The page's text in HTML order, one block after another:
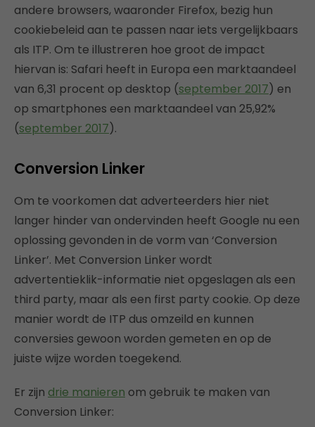
andere browsers, waaronder Firefox, bezig hun
cookiebeleid aan te passen naar iets vergelijkbaars
als ITP. Om te illustreren hoe groot de impact
hiervan is: Safari heeft in Europa een marktaandeel
van 6,31 procent op desktop (september 2017) en
op smartphones een marktaandeel van 25,92%
(september 2017).
Conversion Linker
Om te voorkomen dat adverteerders hier niet
langer hinder van ondervinden heeft Google nu een
oplossing gevonden in de vorm van ‘Conversion
Linker’. Met Conversion Linker wordt
advertentieklik-informatie niet opgeslagen als een
third party, maar als een first party cookie. Op deze
manier wordt de ITP dus omzeild en kunnen
conversies gewoon worden gemeten en op de
juiste wijze worden toegekend.
Er zijn drie manieren om gebruik te maken van
Conversion Linker: